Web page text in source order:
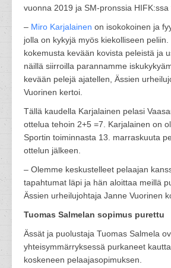
vuonna 2019 ja SM-pronssia HIFK:ssa
– Miro Karjalainen on isokokoinen ja
jolla on kykyjä myös kiekolliseen peliin.
kokemusta kevään kovista peleistä ja
näillä siirroilla parannamme
kevään pelejä ajatellen, Ässien
Vuorinen kertoi.
Tällä kaudella Karjalainen pelasi
ottelua tehoin 2+5 =7. Karjalainen on
Sportin toiminnasta 13. marraskuuta
ottelun jälkeen.
– Olemme keskustelleet pelaajan
tapahtumat läpi ja hän aloittaa meillä
Ässien urheilujohtaja Janne Vuorinen
Tuomas Salmelan sopimus purettu
Ässät ja puolustaja Tuomas Salmela
yhteisymmärryksessä purkaneet
koskeneen pelaajasopimuksen.